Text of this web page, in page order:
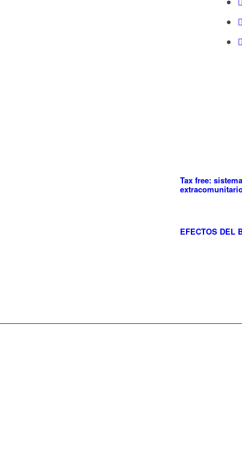
Tax free:
EFECTOS DEL